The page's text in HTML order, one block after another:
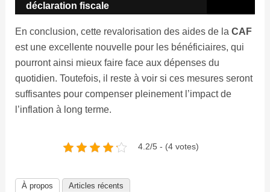
déclaration fiscale
En conclusion, cette revalorisation des aides de la CAF
est une excellente nouvelle pour les bénéficiaires, qui
pourront ainsi mieux faire face aux dépenses du
quotidien. Toutefois, il reste à voir si ces mesures seront
suffisantes pour compenser pleinement l’impact de
l’inflation à long terme.
4.2/5 - (4 votes)
À propos Articles récents